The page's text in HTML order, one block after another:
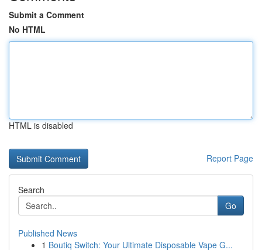
Submit a Comment
No HTML
HTML is disabled
Report Page
Search
Go
Published News
1 Boutiq Switch: Your Ultimate Disposable Vape G...